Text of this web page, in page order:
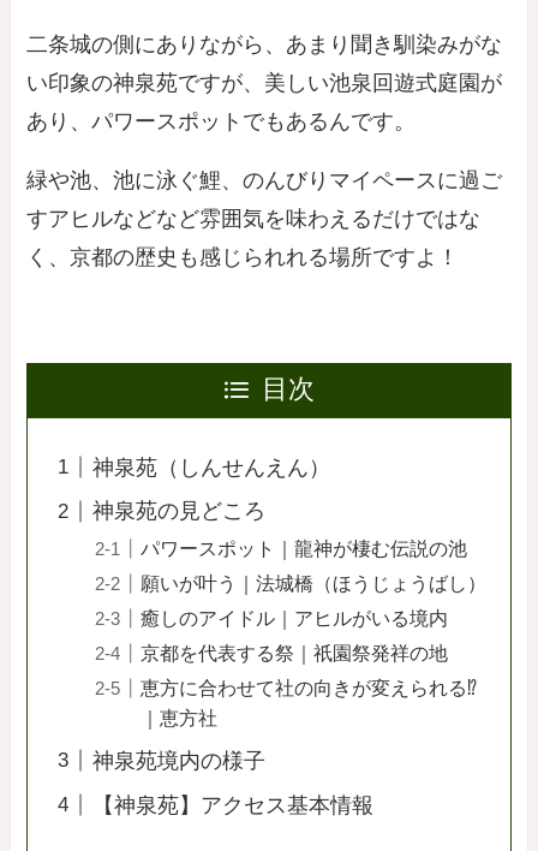
二条城の側にありながら、あまり聞き馴染みがな
い印象の神泉苑ですが、美しい池泉回遊式庭園が
あり、パワースポットでもあるんです。
緑や池、池に泳ぐ鯉、のんびりマイペースに過ご
すアヒルなどなど雰囲気を味わえるだけではな
く、京都の歴史も感じられれる場所ですよ！
目次
神泉苑（しんせんえん）
神泉苑の見どころ
パワースポット｜龍神が棲む伝説の池
願いが叶う｜法城橋（ほうじょうばし）
癒しのアイドル｜アヒルがいる境内
京都を代表する祭｜祇園祭発祥の地
恵方に合わせて社の向きが変えられる⁉
｜恵方社
神泉苑境内の様子
【神泉苑】アクセス基本情報